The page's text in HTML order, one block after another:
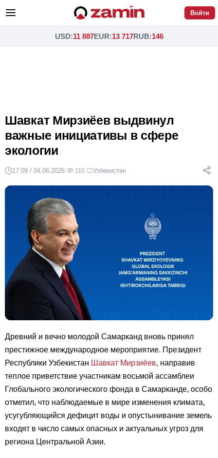
Войти
USD:11 887EUR:13 717RUB:146
Шавкат Мирзиёев выдвинул
важные инициативы в сфере
экологии
17:09 / 04.06.2026· 110· Узбекистан
Древний и вечно молодой Самарканд вновь принял
престижное международное мероприятие. Президент
Республики Узбекистан Шавкат Мирзиёев, направив
теплое приветствие участникам восьмой ассамблеи
Глобального экологического фонда в Самарканде, особо
отметил, что наблюдаемые в мире изменения климата,
усугубляющийся дефицит воды и опустынивание земель
входят в число самых опасных и актуальных угроз для
региона Центральной Азии.